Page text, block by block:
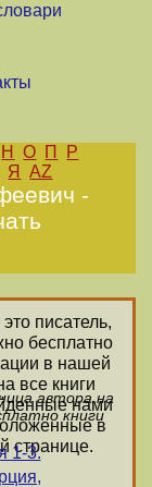
Н О П
Р
Я AZ
-
это писатель,
бесплатно
в нашей
все книги
нами
в
странице.
автора на
книги
1-3.